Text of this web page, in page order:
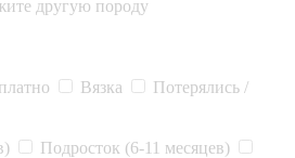
другую породу
Вязка
Потерялись /
Подросток (6-11 месяцев)